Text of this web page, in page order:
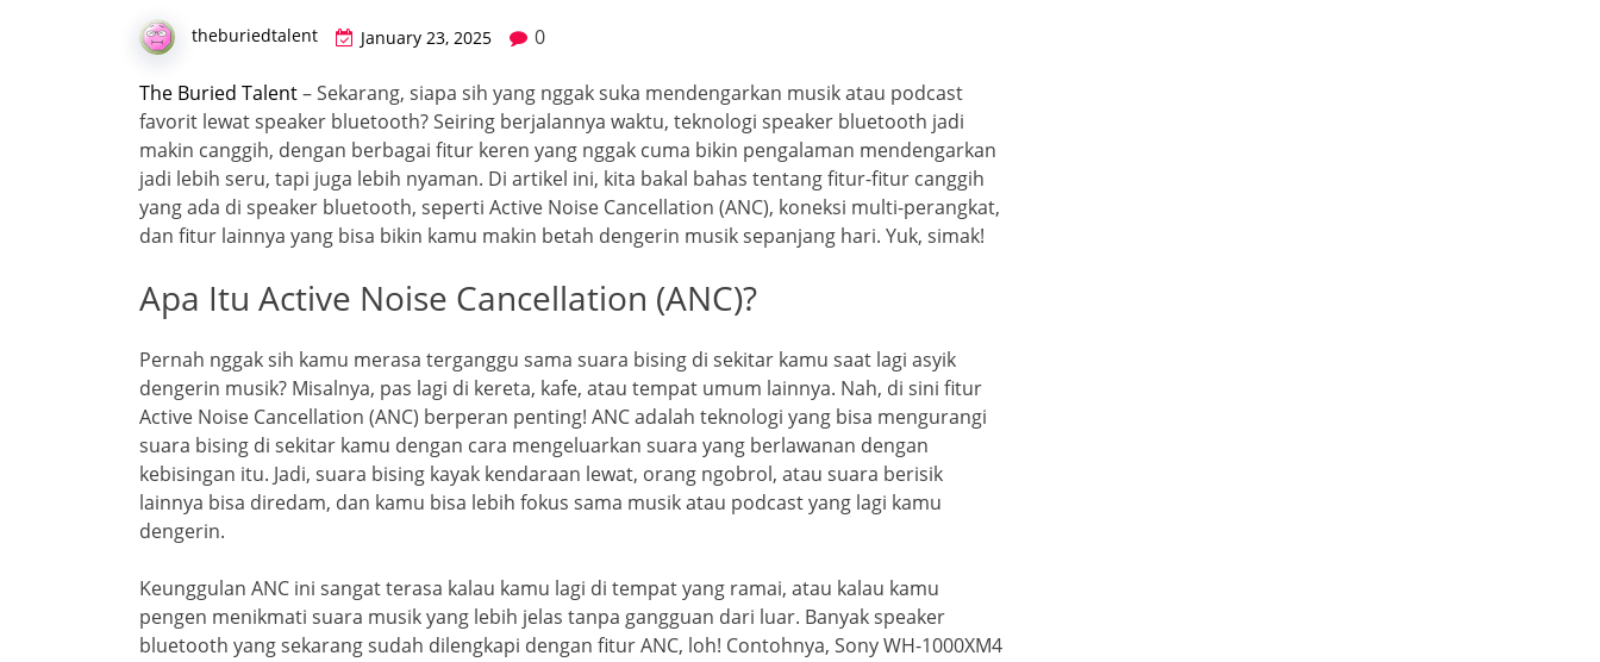
theburiedtalent January 23, 2025 0
The Buried Talent– Sekarang, siapa sih yang nggak suka mendengarkan musik atau podcast
favorit lewat speaker bluetooth? Seiring berjalannya waktu, teknologi speaker bluetooth jadi
makin canggih, dengan berbagai fitur keren yang nggak cuma bikin pengalaman mendengarkan
jadi lebih seru, tapi juga lebih nyaman. Di artikel ini, kita bakal bahas tentang fitur-fitur canggih
yang ada di speaker bluetooth, seperti Active Noise Cancellation (ANC), koneksi multi-perangkat,
dan fitur lainnya yang bisa bikin kamu makin betah dengerin musik sepanjang hari. Yuk, simak!
Apa Itu Active Noise Cancellation (ANC)?
Pernah nggak sih kamu merasa terganggu sama suara bising di sekitar kamu saat lagi asyik
dengerin musik? Misalnya, pas lagi di kereta, kafe, atau tempat umum lainnya. Nah, di sini fitur
Active Noise Cancellation (ANC) berperan penting! ANC adalah teknologi yang bisa mengurangi
suara bising di sekitar kamu dengan cara mengeluarkan suara yang berlawanan dengan
kebisingan itu. Jadi, suara bising kayak kendaraan lewat, orang ngobrol, atau suara berisik
lainnya bisa diredam, dan kamu bisa lebih fokus sama musik atau podcast yang lagi kamu
dengerin.
Keunggulan ANC ini sangat terasa kalau kamu lagi di tempat yang ramai, atau kalau kamu
pengen menikmati suara musik yang lebih jelas tanpa gangguan dari luar. Banyak speaker
bluetooth yang sekarang sudah dilengkapi dengan fitur ANC, loh! Contohnya, Sony WH-1000XM4